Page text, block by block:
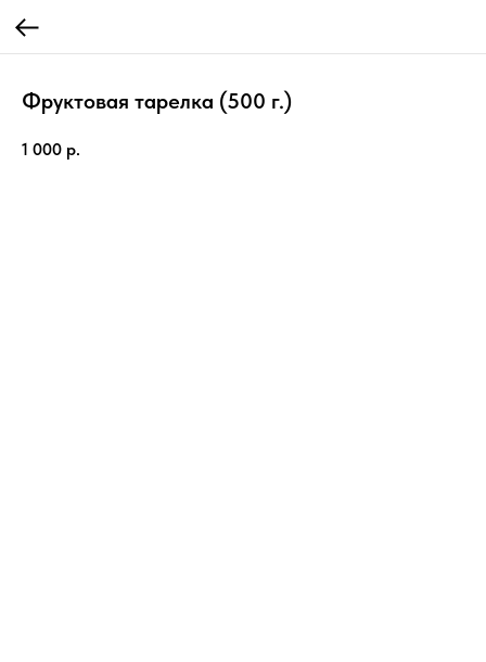
Фруктовая тарелка (500 г.)
1 000 р.